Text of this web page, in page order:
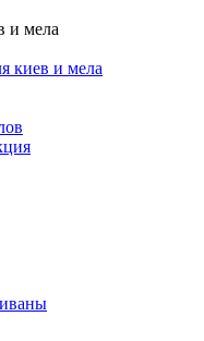
и мела
киев и мела